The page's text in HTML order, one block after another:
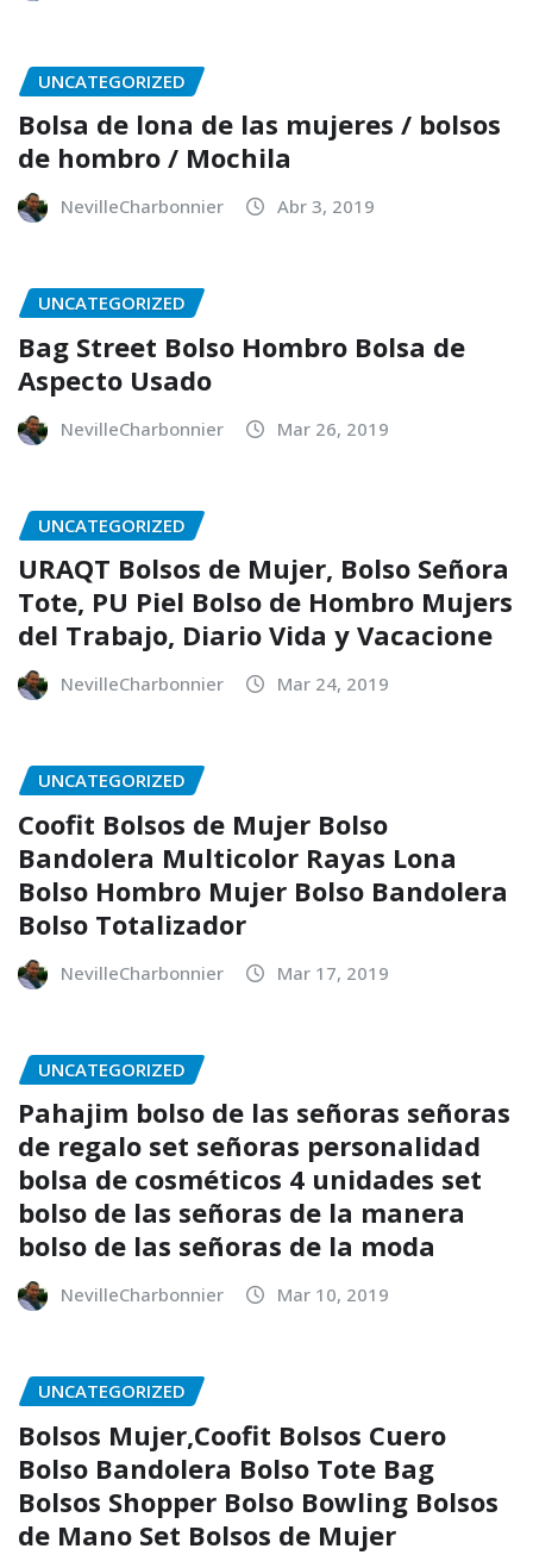
UNCATEGORIZED
Bolsa de lona de las mujeres / bolsos
de hombro / Mochila
NevilleCharbonnier Abr 3, 2019
UNCATEGORIZED
Bag Street Bolso Hombro Bolsa de
Aspecto Usado
NevilleCharbonnier Mar 26, 2019
UNCATEGORIZED
URAQT Bolsos de Mujer, Bolso Señora
Tote, PU Piel Bolso de Hombro Mujers
del Trabajo, Diario Vida y Vacacione
NevilleCharbonnier Mar 24, 2019
UNCATEGORIZED
Coofit Bolsos de Mujer Bolso
Bandolera Multicolor Rayas Lona
Bolso Hombro Mujer Bolso Bandolera
Bolso Totalizador
NevilleCharbonnier Mar 17, 2019
UNCATEGORIZED
Pahajim bolso de las señoras señoras
de regalo set señoras personalidad
bolsa de cosméticos 4 unidades set
bolso de las señoras de la manera
bolso de las señoras de la moda
NevilleCharbonnier Mar 10, 2019
UNCATEGORIZED
Bolsos Mujer,Coofit Bolsos Cuero
Bolso Bandolera Bolso Tote Bag
Bolsos Shopper Bolso Bowling Bolsos
de Mano Set Bolsos de Mujer